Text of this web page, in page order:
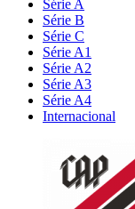
Série A
Série B
Série C
Série A1
Série A2
Série A3
Série A4
Internacional